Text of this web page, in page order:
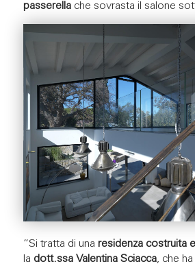
passerellache sovrasta il salone
“Si tratta di una residenza costruita
la dott.ssa Valentina Sciacca, che ha